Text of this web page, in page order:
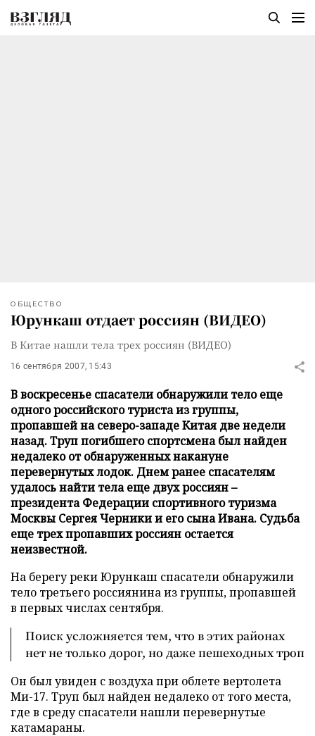
ОБЩЕСТВО
Юрункаш отдает россиян (ВИДЕО)
В Китае нашли тела трех россиян (ВИДЕО)
16 сентября 2007, 15:43
В воскресенье спасатели обнаружили тело еще
одного российского туриста из группы,
пропавшей на северо-западе Китая две недели
назад. Труп погибшего спортсмена был найден
недалеко от обнаруженных накануне
перевернутых лодок. Днем ранее спасателям
удалось найти тела еще двух россиян –
президента Федерации спортивного туризма
Москвы Сергея Черники и его сына Ивана. Судьба
еще трех пропавших россиян остается
неизвестной.
На берегу реки Юрункаш спасатели обнаружили
тело третьего россиянина из группы, пропавшей
в первых числах сентября.
Поиск усложняется тем, что в этих районах
нет не только дорог, но даже пешеходных троп
Он был увиден с воздуха при облете вертолета
Ми-17. Труп был найден недалеко от того места,
где в среду спасатели нашли перевернутые
катамараны.